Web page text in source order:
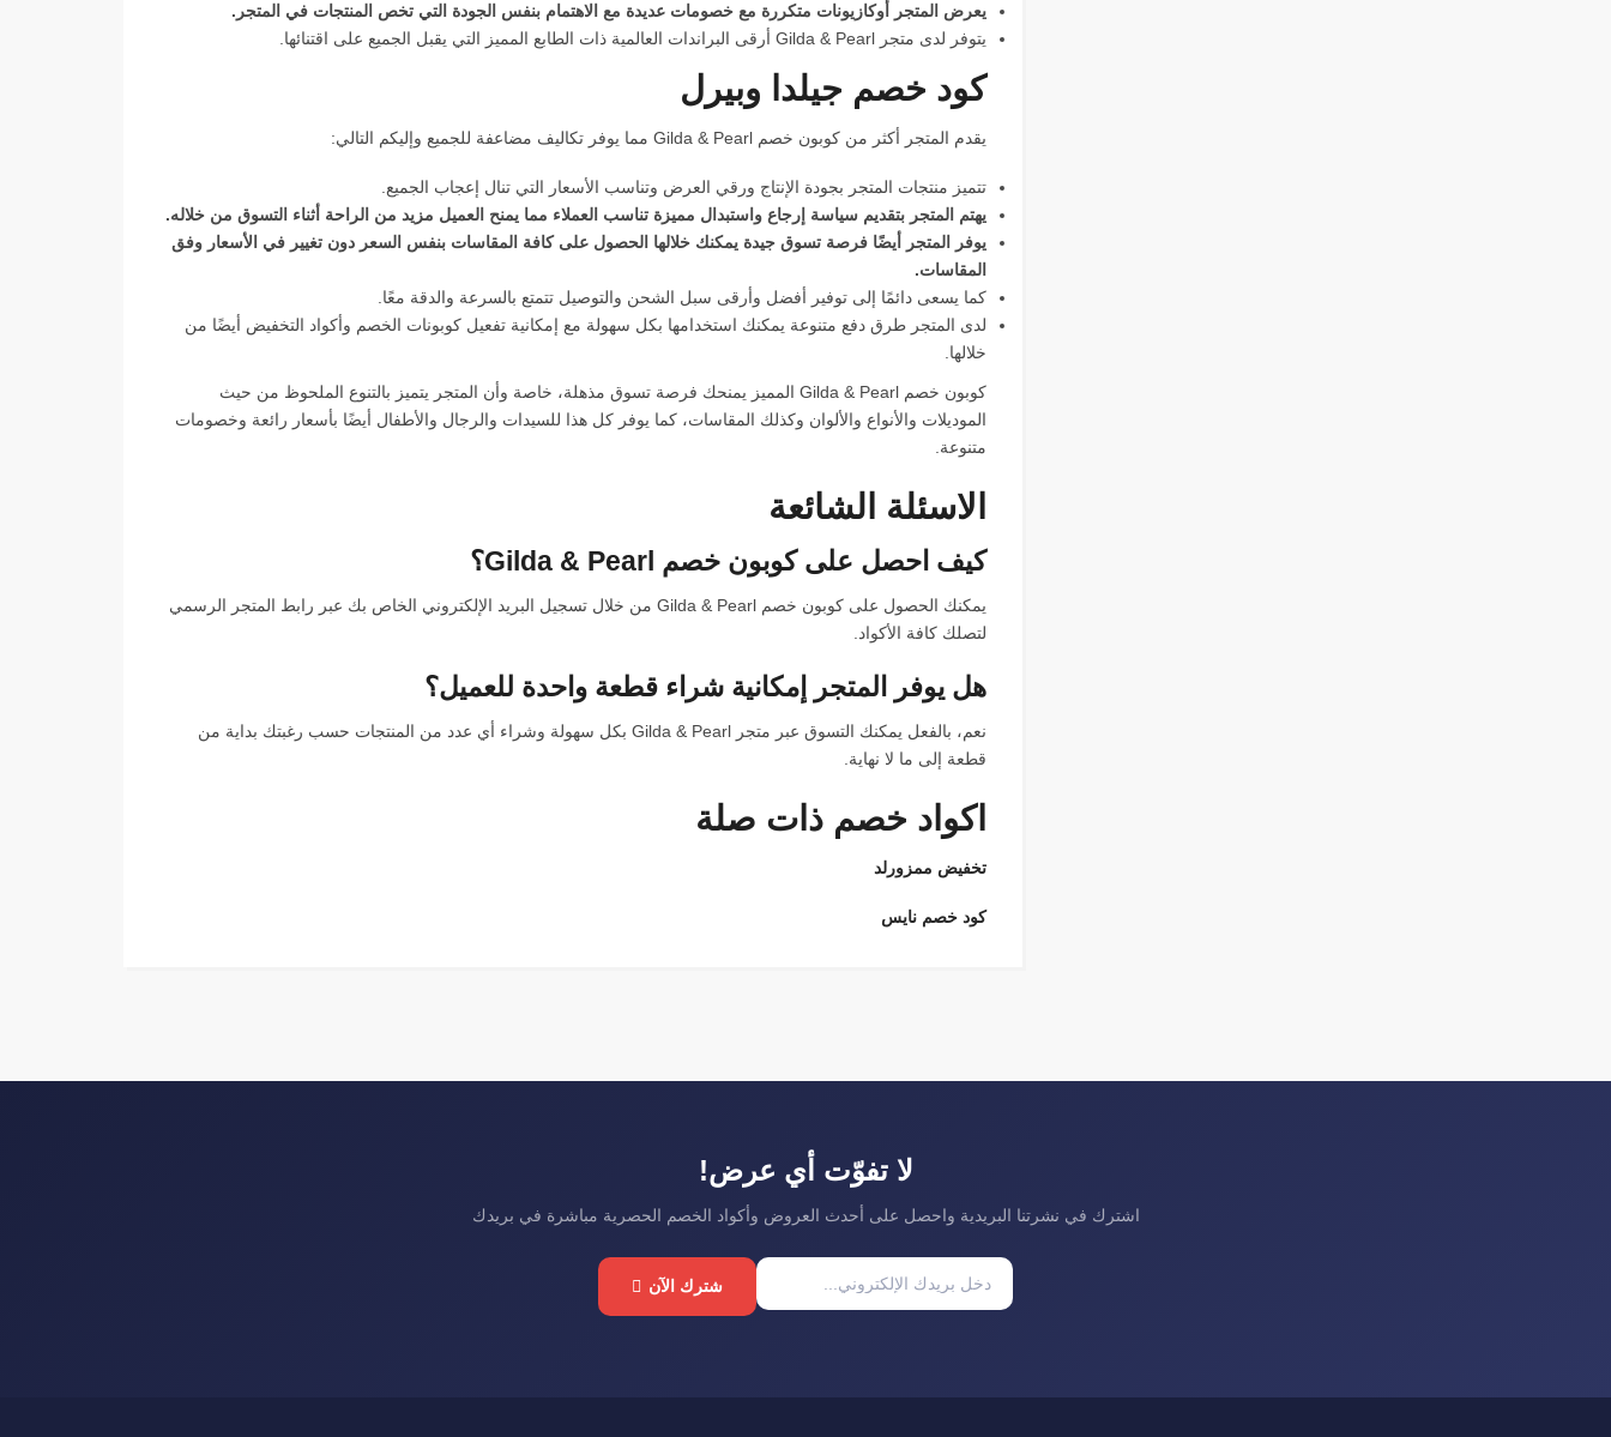
يعرض المتجر أوكازيونات متكررة مع خصومات عديدة مع الاهتمام بنفس الجودة التي تخص المنتجات في المتجر.
يتوفر لدى متجر Gilda & Pearl أرقى البراندات العالمية ذات الطابع المميز التي يقبل الجميع على اقتنائها.
كود خصم جيلدا وبيرل
يقدم المتجر أكثر من كوبون خصم Gilda & Pearl مما يوفر تكاليف مضاعفة للجميع وإليكم التالي:
تتميز منتجات المتجر بجودة الإنتاج ورقي العرض وتناسب الأسعار التي تنال إعجاب الجميع.
يهتم المتجر بتقديم سياسة إرجاع واستبدال مميزة تناسب العملاء مما يمنح العميل مزيد من الراحة أثناء التسوق من خلاله.
يوفر المتجر أيضًا فرصة تسوق جيدة يمكنك خلالها الحصول على كافة المقاسات بنفس السعر دون تغيير في الأسعار وفق
المقاسات.
كما يسعى دائمًا إلى توفير أفضل وأرقى سبل الشحن والتوصيل تتمتع بالسرعة والدقة معًا.
لدى المتجر طرق دفع متنوعة يمكنك استخدامها بكل سهولة مع إمكانية تفعيل كوبونات الخصم وأكواد التخفيض أيضًا من
خلالها.
كوبون خصم Gilda & Pearl المميز يمنحك فرصة تسوق مذهلة، خاصة وأن المتجر يتميز بالتنوع الملحوظ من حيث
الموديلات والأنواع والألوان وكذلك المقاسات، كما يوفر كل هذا للسيدات والرجال والأطفال أيضًا بأسعار رائعة وخصومات
متنوعة.
الاسئلة الشائعة
كيف احصل على كوبون خصم Gilda & Pearl؟
يمكنك الحصول على كوبون خصم Gilda & Pearl من خلال تسجيل البريد الإلكتروني الخاص بك عبر رابط المتجر الرسمي
لتصلك كافة الأكواد.
هل يوفر المتجر إمكانية شراء قطعة واحدة للعميل؟
نعم، بالفعل يمكنك التسوق عبر متجر Gilda & Pearl بكل سهولة وشراء أي عدد من المنتجات حسب رغبتك بداية من
قطعة إلى ما لا نهاية.
اكواد خصم ذات صلة
تخفيض ممزورلد
كود خصم نايس
لا تفوّت أي عرض!
اشترك في نشرتنا البريدية واحصل على أحدث العروض وأكواد الخصم الحصرية مباشرة في بريدك
شترك الآن